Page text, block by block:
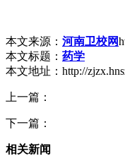
本文来源： 河南卫校网
本文标题： 药学
本文地址：http://
上一篇：
下一篇：
相关新闻